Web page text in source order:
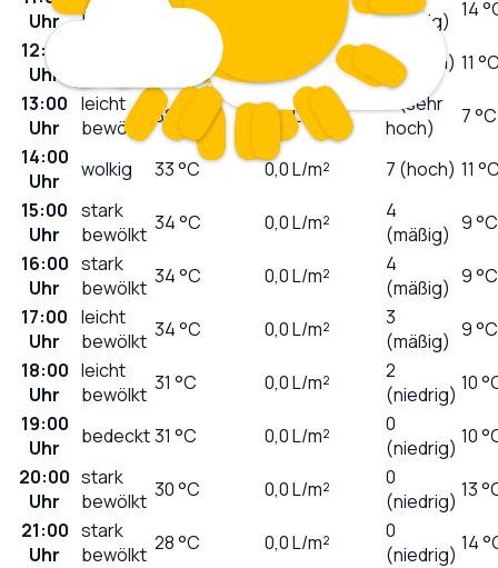
Uhr
bewölkt
28°C
(mäßig) 14
12:00
Uhr
L/m² 7 (hoch) 11
13:00
Uhr
leicht
bewölkt
32 0,0L/m²
8 (sehr
hoch)
7 °C
14:00
Uhr
wolkig 33°C 0,0L/m² 7 (hoch) 11
15:00
Uhr
stark
bewölkt 34°C 0,0L/m²
4
(mäßig) 9 °C
16:00
Uhr
stark
bewölkt 34°C 0,0L/m²
4
(mäßig) 9 °C
17:00
Uhr
leicht
bewölkt 34°C 0,0L/m²
3
(mäßig) 9 °C
18:00
Uhr
leicht
bewölkt 31 °C 0,0L/m²
2
(niedrig) 10
19:00
Uhr
bedeckt31 °C 0,0L/m²
0
(niedrig) 10
20:00
Uhr
stark
bewölkt 30°C 0,0L/m²
0
(niedrig) 13
21:00
Uhr
stark
bewölkt 28°C 0,0L/m²
0
(niedrig) 14